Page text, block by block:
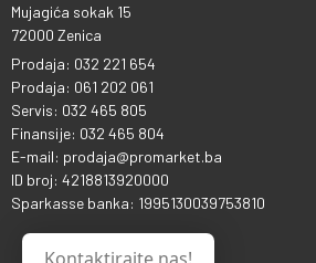
Mujagića sokak 15
72000 Zenica
Prodaja: 032 221 654
Prodaja: 061 202 061
Servis: 032 465 805
Finansije: 032 465 804
E-mail: prodaja@promarket.ba
ID broj: 4218813920000
Sparkasse banka: 1995130039753810